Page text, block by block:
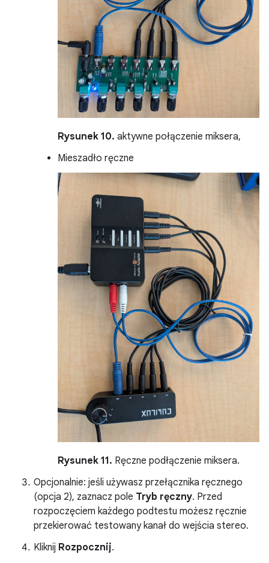
Rysunek 10. aktywne połączenie miksera,
Mieszadło ręczne
Rysunek 11. Ręczne podłączenie miksera.
Opcjonalnie: jeśli używasz przełącznika ręcznego
(opcja 2), zaznacz pole Tryb ręczny. Przed
rozpoczęciem każdego podtestu możesz ręcznie
przekierować testowany kanał do wejścia stereo.
Kliknij Rozpocznij.